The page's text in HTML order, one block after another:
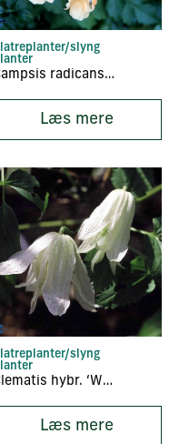
slyng
Campsis radicans ‘Flava’
Læs mere
slyng
Clematis hybr. ‘White Swan’
Læs mere